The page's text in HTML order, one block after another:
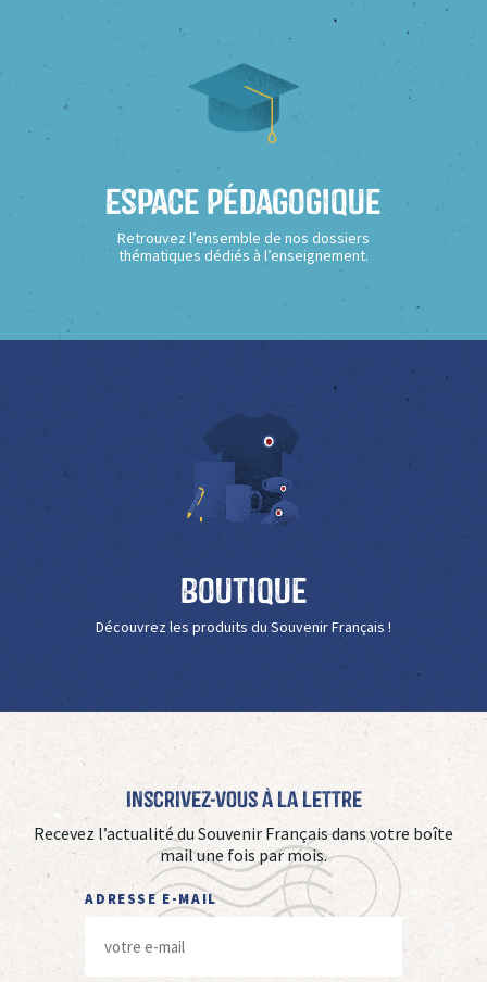
Espace Pédagogique
Retrouvez l’ensemble de nos dossiers
thématiques dédiés à l’enseignement.
Boutique
Découvrez les produits du Souvenir Français !
Inscrivez-vous à La Lettre
Recevez l’actualité du Souvenir Français dans votre boîte
mail une fois par mois.
ADRESSE E-MAIL